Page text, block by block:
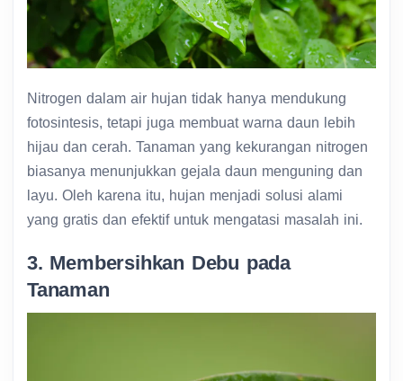
Nitrogen dalam air hujan tidak hanya mendukung
fotosintesis, tetapi juga membuat warna daun lebih
hijau dan cerah. Tanaman yang kekurangan nitrogen
biasanya menunjukkan gejala daun menguning dan
layu. Oleh karena itu, hujan menjadi solusi alami
yang gratis dan efektif untuk mengatasi masalah ini.
3. Membersihkan Debu pada
Tanaman